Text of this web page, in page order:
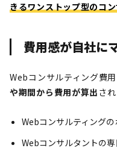
きるワンストップ型のコ
費用感が自社に
Webコンサルティング費用
や期間から費用が算出 され
Webコンサルティングの
Webコンサルタントの